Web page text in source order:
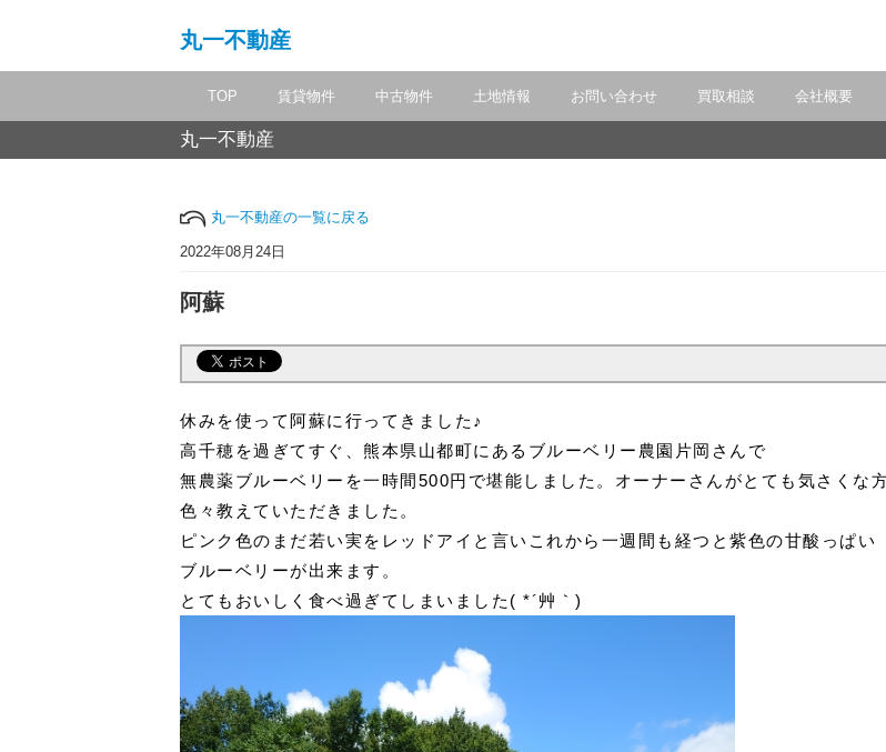
丸一不動産
TOP 賃貸物件 中古物件 土地情報 お問い合わせ 買取相談 会社概要
丸一不動産
丸一不動産の一覧に戻る
2022年08月24日
阿蘇
休みを使って阿蘇に行ってきました♪
高千穂を過ぎてすぐ、熊本県山都町にあるブルーベリー農園片岡さんで
無農薬ブルーベリーを一時間500円で堪能しました。オーナーさんがとても気さくな
色々教えていただきました。
ピンク色のまだ若い実をレッドアイと言いこれから一週間も経つと紫色の甘酸っぱい
ブルーベリーが出来ます。
とてもおいしく食べ過ぎてしまいました( *´艸｀)